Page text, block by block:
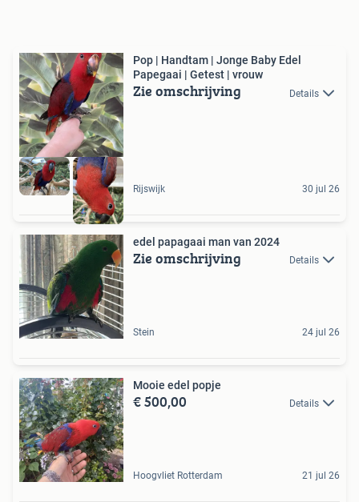
Pop | Handtam | Jonge Baby Edel
Papegaai | Getest | vrouw
Zie omschrijving Details
Rijswijk 30 jul 26
edel papagaai man van 2024
Zie omschrijving Details
Stein 24 jul 26
Mooie edel popje
€ 500,00 Details
Hoogvliet Rotterdam 21 jul 26